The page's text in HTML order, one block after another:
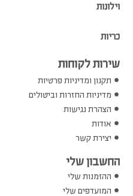
וילונות
כריות
שירות לקוחות
תקנון ומדיניות פרטיות
מדיניות החזרות וביטולים
הצהרת נגישות
אודות
יצירת קשר
החשבון שלי
ההזמנות שלי
המועדפים שלי